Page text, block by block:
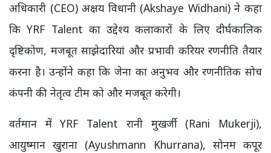
अधिकारी (CEO) अक्षय विधानी (Akshaye Widhani) ने कहा
कि YRF Talent का उद्देश्य कलाकारों के लिए दीर्घकालिक
दृष्टिकोण, मजबूत साझेदारियां और प्रभावी करियर रणनीति तैयार
करना है। उन्होंने कहा कि जेना का अनुभव और रणनीतिक सोच
कंपनी की नेतृत्व टीम को और मजबूत करेगी।
वर्तमान में YRF Talent रानी मुखर्जी (Rani Mukerji),
आयुष्मान खुराना (Ayushmann Khurrana), सोनम कपूर